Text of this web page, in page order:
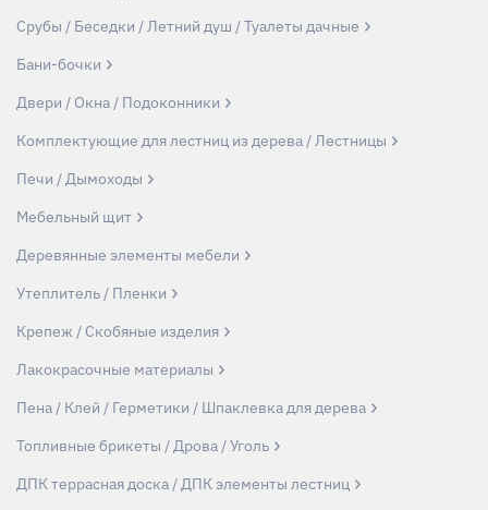
Срубы / Беседки / Летний душ / Туалеты дачные
Бани-бочки
Двери / Окна / Подоконники
Комплектующие для лестниц из дерева / Лестницы
Печи / Дымоходы
Мебельный щит
Деревянные элементы мебели
Утеплитель / Пленки
Крепеж / Скобяные изделия
Лакокрасочные материалы
Пена / Клей / Герметики / Шпаклевка для дерева
Топливные брикеты / Дрова / Уголь
ДПК террасная доска / ДПК элементы лестниц